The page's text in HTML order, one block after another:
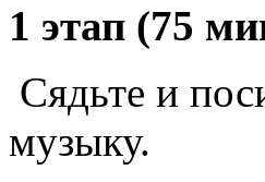
1 этап (75
Сядьте и
музыку.